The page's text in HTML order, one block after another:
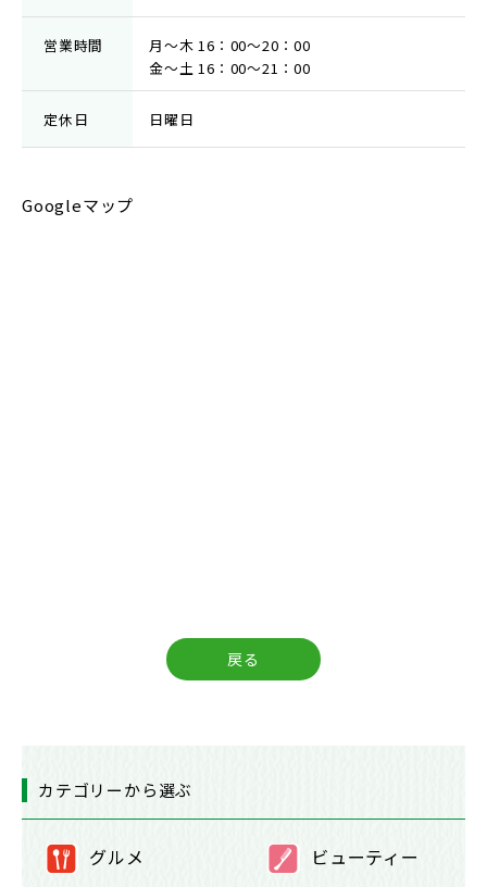
営業時間
月～木 16：00～20：00
金〜土 16：00～21：00
定休日 日曜日
Googleマップ
戻る
カテゴリーから選ぶ
① グルメ ② ビューティー